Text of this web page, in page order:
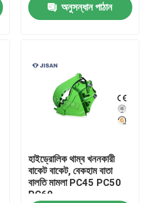
অনুসন্ধান পাঠান
হাইড্রোলিক থাম্ব খননকারী
বাকেট বাকেট, বেকহাম বাতা
বালতি মামলা PC45 PC50
PC60